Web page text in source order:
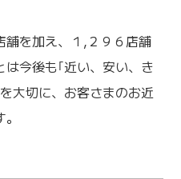
を加え、１,２９６店舗
今後も｢近い、安い、き
大切に、お客さまのお近